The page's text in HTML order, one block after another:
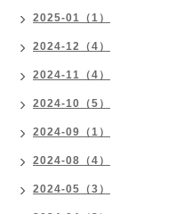
2025-01（1）
2024-12（4）
2024-11（4）
2024-10（5）
2024-09（1）
2024-08（4）
2024-05（3）